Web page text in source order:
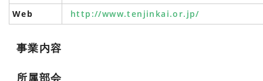
Web
http://www.tenjinkai.or.jp/
事業内容
所属部会